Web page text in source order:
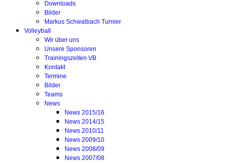
Downloads
Bilder
Markus Schwalbach Turnier
Volleyball
Wir über uns
Unsere Sponsoren
Trainingszeiten VB
Kontakt
Termine
Bilder
Teams
News
News 2015/16
News 2014/15
News 2010/11
News 2009/10
News 2008/09
News 2007/08